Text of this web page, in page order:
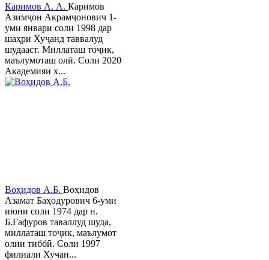
Каримов А. А. Каримов
Азимҷон Акрамҷонович 1-
уми январи соли 1998 дар
шаҳри Хуҷанд таввалуд
шудааст. Миллаташ тоҷик,
маълумоташ олӣ. Соли 2020
Академияи х...
Воҳидов А.Б. Воҳидов
Азамат Баҳодурович 6-уми
июни соли 1974 дар н.
Б.Ғафуров таваллуд шуда,
миллаташ тоҷик, маълумот
олии тиббӣ. Соли 1997
филиали Хучан...